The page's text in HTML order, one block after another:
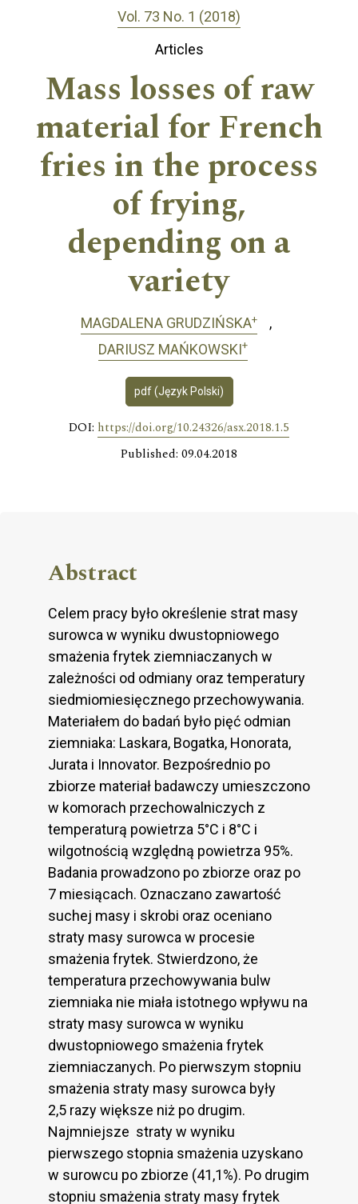
Vol. 73 No. 1 (2018)
Articles
Mass losses of raw
material for French
fries in the process
of frying,
depending on a
variety
MAGDALENA GRUDZIŃSKA+
DARIUSZ MAŃKOWSKI+
pdf (Język Polski)
DOI: https://doi.org/10.24326/asx.2018.1.5
Published: 09.04.2018
Abstract
Celem pracy było określenie strat masy
surowca w wyniku dwustopniowego
smażenia frytek ziemniaczanych w
zależności od odmiany oraz temperatury
siedmiomiesięcznego przechowywania.
Materiałem do badań było pięć odmian
ziemniaka: Laskara, Bogatka, Honorata,
Jurata i Innovator. Bezpośrednio po
zbiorze materiał badawczy umieszczono
w komorach przechowalniczych z
temperaturą powietrza 5°C i 8°C i
wilgotnością względną powietrza 95%.
Badania prowadzono po zbiorze oraz po
7 miesiącach. Oznaczano zawartość
suchej masy i skrobi oraz oceniano
straty masy surowca w procesie
smażenia frytek. Stwierdzono, że
temperatura przechowywania bulw
ziemniaka nie miała istotnego wpływu na
straty masy surowca w wyniku
dwustopniowego smażenia frytek
ziemniaczanych. Po pierwszym stopniu
smażenia straty masy surowca były
2,5 razy większe niż po drugim.
Najmniejsze straty w wyniku
pierwszego stopnia smażenia uzyskano
w surowcu po zbiorze (41,1%). Po drugim
stopniu smażenia straty masy frytek